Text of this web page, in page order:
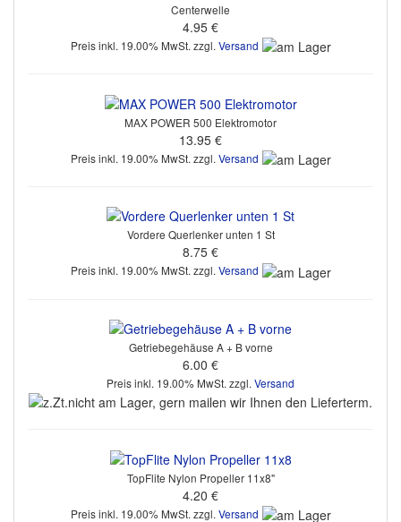
Centerwelle
4.95 €
Preis inkl. 19.00% MwSt. zzgl. Versand
MAX POWER 500 Elektromotor
13.95 €
Preis inkl. 19.00% MwSt. zzgl. Versand
Vordere Querlenker unten 1 St
8.75 €
Preis inkl. 19.00% MwSt. zzgl. Versand
Getriebegehäuse A + B vorne
6.00 €
Preis inkl. 19.00% MwSt. zzgl. Versand
TopFlite Nylon Propeller 11x8"
4.20 €
Preis inkl. 19.00% MwSt. zzgl. Versand